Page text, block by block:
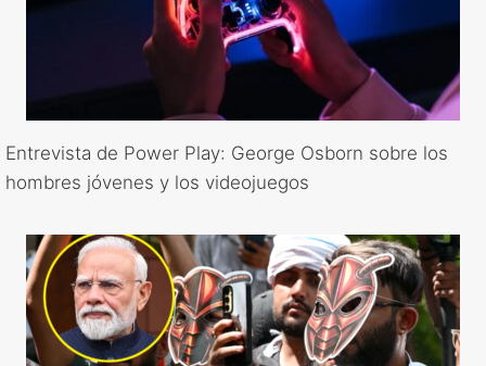
Entrevista de Power Play: George Osborn sobre los
hombres jóvenes y los videojuegos